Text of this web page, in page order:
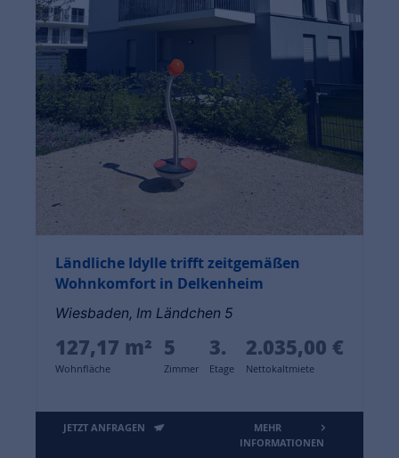
Ländliche Idylle trifft zeitgemäßen
Wohnkomfort in Delkenheim
Wiesbaden, Im Ländchen 5
127,17 m²
Wohnfläche
5
Zimmer
3.
Etage
2.035,00 €
Nettokaltmiete
JETZT ANFRAGEN
MEHR
INFORMATIONEN